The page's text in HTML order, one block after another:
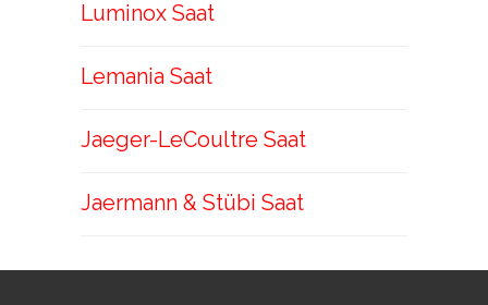
Luminox Saat
Lemania Saat
Jaeger-LeCoultre Saat
Jaermann & Stübi Saat